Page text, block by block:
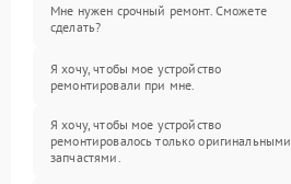
Мне нужен срочный ремонт. Сможете
сделать?
Я хочу, чтобы мое устройство
ремонтировали при мне.
Я хочу, чтобы мое устройство
ремонтировалось только оригинальными
запчастями.